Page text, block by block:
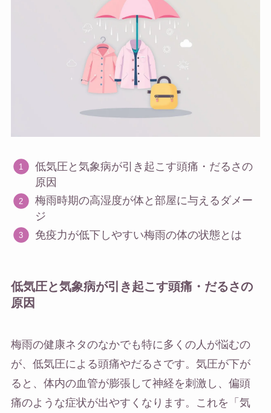
低気圧と気象病が引き起こす頭痛・だるさの
原因
梅雨時期の高湿度が体と部屋に与えるダメー
ジ
免疫力が低下しやすい梅雨の体の状態とは
低気圧と気象病が引き起こす頭痛・だるさの
原因
梅雨の健康ネタのなかでも特に多くの人が悩むの
が、低気圧による頭痛やだるさです。気圧が下が
ると、体内の血管が膨張して神経を刺激し、偏頭
痛のような症状が出やすくなります。これを「気